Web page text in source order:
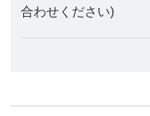
合わせください)